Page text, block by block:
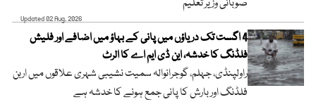
صوبائی وزیر تعلیم
Updated 02 Aug, 2026
4 اگست تک دریاؤں میں پانی کے بہاؤ میں اضافے اور فلیش
فلڈنگ کا خدشہ، این ڈی ایم اے کا الرٹ
راولپنڈی، جہلم، گوجرانوالہ سمیت نشیبی شہری علاقوں میں اربن
فلڈنگ اور بارش کا پانی جمع ہونے کا خدشہ ہے